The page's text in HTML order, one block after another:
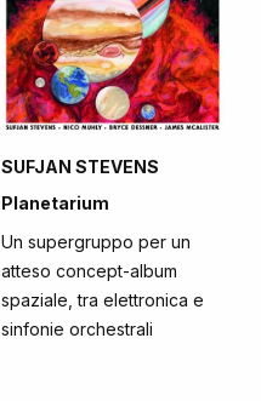
SUFJAN STEVENS
Planetarium
Un supergruppo per un
atteso concept-album
spaziale, tra elettronica e
sinfonie orchestrali